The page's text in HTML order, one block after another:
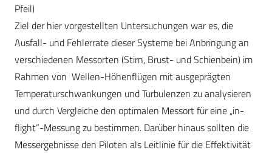
Pfeil)
Ziel der hier vorgestellten Untersuchungen war es, die
Ausfall- und Fehlerrate dieser Systeme bei Anbringung an
verschiedenen Messorten (Stirn, Brust- und Schienbein) im
Rahmen von Wellen-Höhenflügen mit ausgeprägten
Temperaturschwankungen und Turbulenzen zu analysieren
und durch Vergleiche den optimalen Messort für eine „in-
flight“-Messung zu bestimmen. Darüber hinaus sollten die
Messergebnisse den Piloten als Leitlinie für die Effektivität